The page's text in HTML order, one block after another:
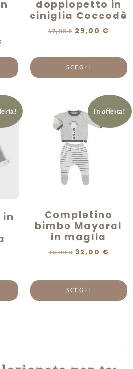
doppiopetto in
ciniglia Coccodè
37,00€ 29,00 €
SCEGLI
in
In offerta!
Completino
bimbo Mayoral
in maglia
42,00€ 32,00 €
SCEGLI